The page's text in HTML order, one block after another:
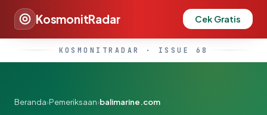
KosmonitRadar Cek Gratis
KOSMONITRADAR · ISSUE 68
Beranda›Pemeriksaan›balimarine.com